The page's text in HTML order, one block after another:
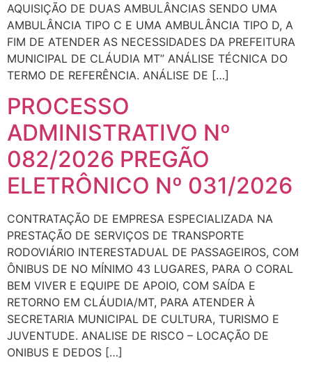
AQUISIÇÃO DE DUAS AMBULÂNCIAS SENDO UMA
AMBULÂNCIA TIPO C E UMA AMBULÂNCIA TIPO D, A
FIM DE ATENDER AS NECESSIDADES DA PREFEITURA
MUNICIPAL DE CLÁUDIA MT” ANÁLISE TÉCNICA DO
TERMO DE REFERÊNCIA. ANÁLISE DE […]
PROCESSO
ADMINISTRATIVO Nº
082/2026 PREGÃO
ELETRÔNICO Nº 031/2026
CONTRATAÇÃO DE EMPRESA ESPECIALIZADA NA
PRESTAÇÃO DE SERVIÇOS DE TRANSPORTE
RODOVIÁRIO INTERESTADUAL DE PASSAGEIROS, COM
ÔNIBUS DE NO MÍNIMO 43 LUGARES, PARA O CORAL
BEM VIVER E EQUIPE DE APOIO, COM SAÍDA E
RETORNO EM CLÁUDIA/MT, PARA ATENDER À
SECRETARIA MUNICIPAL DE CULTURA, TURISMO E
JUVENTUDE. ANALISE DE RISCO – LOCAÇÃO DE
ONIBUS E DEDOS […]